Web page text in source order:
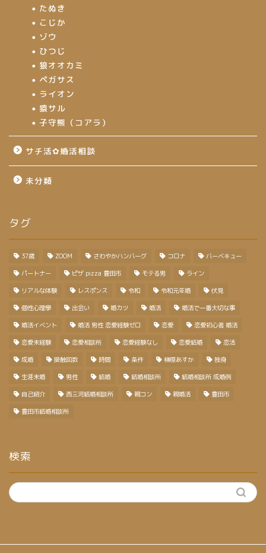
たぬき
こじか
ゾウ
ひつじ
狼オオカミ
ペガサス
ライオン
猿サル
子守熊（コアラ）
サチ活✿婚活相談
未分類
タグ
37歳 ZOOM さわやかハンバーグ コロナ バーベキュー
パートナー ピザ pizza 豊田市 モテる男 ライン
リアルな体験 レスポンス 令和 令和元年婚 伏見
個性心理學 出会い 婚カツ 婚活 婚活で一番大切な事
婚活イベント 婚活 男性 恋愛経験ゼロ 恋愛 恋愛初心者 婚活
恋愛未経験 恋愛相談所 恋愛経験なし 恋愛結婚 恋活
成婚 接触回数 時間 条件 榊原あすか 独身
生涯未婚 男性 結婚 結婚相談所 結婚相談所 成婚例
自己紹介 西三河結婚相談所 親コン 親婚活 豊田市
豊田市結婚相談所
検索